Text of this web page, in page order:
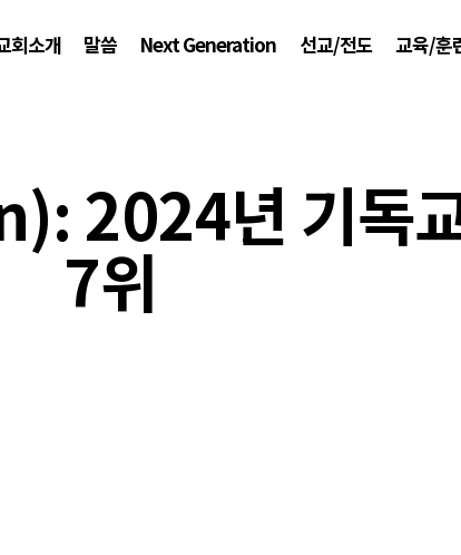
회소개 말씀 Next Generation 선교/전도 교육/훈
2024년 기독
7위